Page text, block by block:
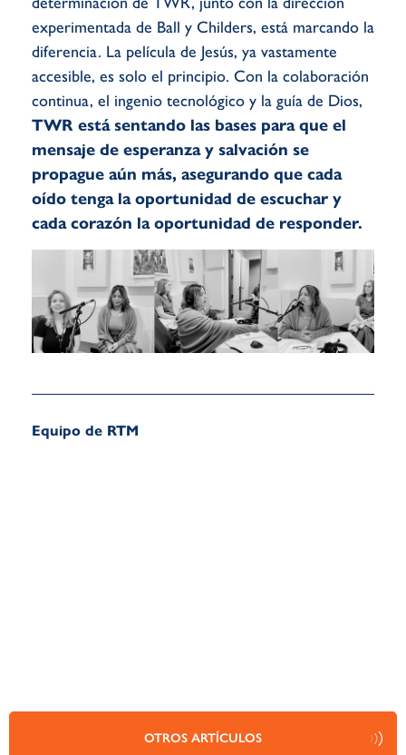
experimentada de Ball y Childers, está marcando la
diferencia. La película de Jesús, ya vastamente
accesible, es solo el principio. Con la colaboración
continua, el ingenio tecnológico y la guía de Dios,
TWR está sentando las bases para que el
mensaje de esperanza y salvación se
propague aún más, asegurando que cada
oído tenga la oportunidad de escuchar y
cada corazón la oportunidad de responder.
Equipo de RTM
OTROS ARTÍCULOS